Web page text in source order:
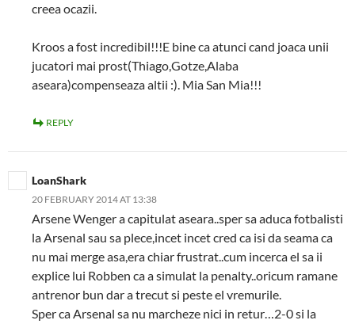
creea ocazii.
Kroos a fost incredibil!!!E bine ca atunci cand joaca unii
jucatori mai prost(Thiago,Gotze,Alaba
aseara)compenseaza altii :). Mia San Mia!!!
REPLY
LoanShark
20 FEBRUARY 2014 AT 13:38
Arsene Wenger a capitulat aseara..sper sa aduca fotbalisti
la Arsenal sau sa plece,incet incet cred ca isi da seama ca
nu mai merge asa,era chiar frustrat..cum incerca el sa ii
explice lui Robben ca a simulat la penalty..oricum ramane
antrenor bun dar a trecut si peste el vremurile.
Sper ca Arsenal sa nu marcheze nici in retur…2-0 si la